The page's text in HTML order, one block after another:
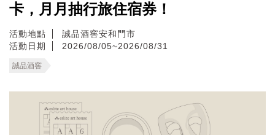
卡，月月抽行旅住宿券！
活動地點
誠品酒窖安和門市
活動日期
2026/08/05~2026/08/31
誠品酒窖